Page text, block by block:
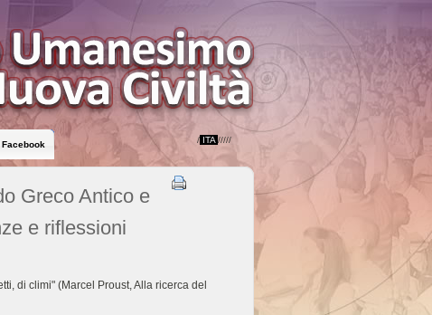
Facebook / ITA/////
Greco Antico e
e riflessioni
di climi" (Marcel Proust, Alla ricerca del